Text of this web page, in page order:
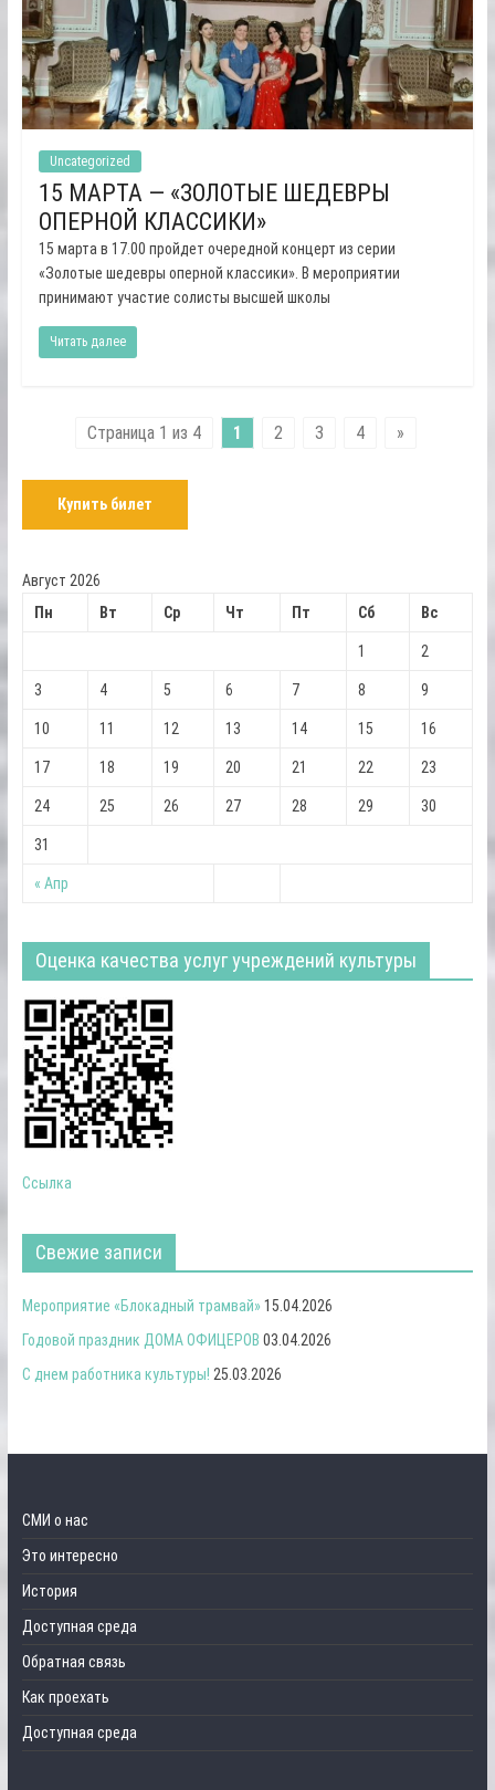
Uncategorized
15 МАРТА — «ЗОЛОТЫЕ ШЕДЕВРЫ
ОПЕРНОЙ КЛАССИКИ»
15 марта в 17.00 пройдет очередной концерт из серии
«Золотые шедевры оперной классики». В мероприятии
принимают участие солисты высшей школы
Читать далее
Страница 1 из 4 1 2 3 4 »
Купить билет
Август 2026
Пн
Вт Ср Чт Пт Сб Вс
« Апр
1 2
3 4 5 6 7 8 9
10 11 12 13 14 15 16
17 18 19 20 21 22 23
24 25 26 27 28 29 30
31
Оценка качества услуг учреждений культуры
Ссылка
Свежие записи
Мероприятие «Блокадный трамвай» 15.04.2026
Годовой праздник ДОМА ОФИЦЕРОВ 03.04.2026
С днем работника культуры! 25.03.2026
СМИ о нас
Это интересно
История
Доступная среда
Обратная связь
Как проехать
Доступная среда